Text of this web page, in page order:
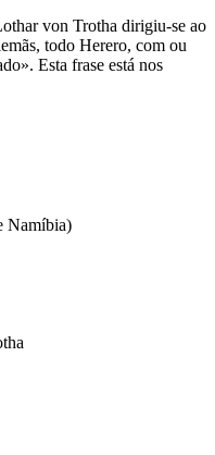
von Trotha dirigiu-se ao
todo Herero, com ou
Esta frase está nos
Namíbia)